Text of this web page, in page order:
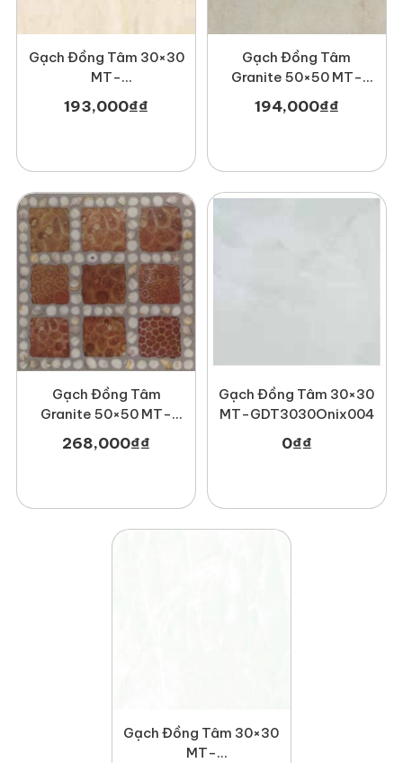
Gạch Đồng Tâm 30×30
MT-
GDTDTD3030Canberra001
193,000₫₫
Gạch Đồng Tâm
Granite 50×50 MT-
GDT5050Newcastle
194,000₫₫
Gạch Đồng Tâm
Granite 50×50 MT-
GDTDTD5050Truongsavn
268,000₫₫
Gạch Đồng Tâm 30×30
MT-GDT3030Onix004
0₫₫
Gạch Đồng Tâm 30×30
MT-